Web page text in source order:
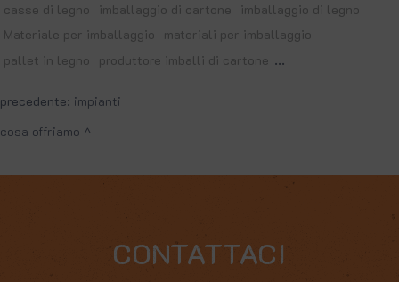
casse di legno
imballaggio di cartone
imballaggio di legno
Materiale per imballaggio
materiali per imballaggio
pallet in legno
produttore imballi di cartone ...
precedente: impianti
cosa offriamo
CONTATTACI